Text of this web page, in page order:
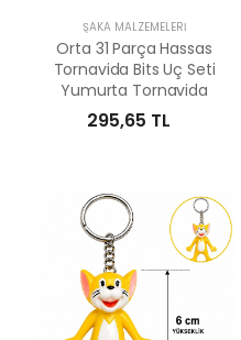
ŞAKA MALZEMELERI
Orta 31 Parça Hassas
Tornavida Bits Uç Seti
Yumurta Tornavida
295,65 TL